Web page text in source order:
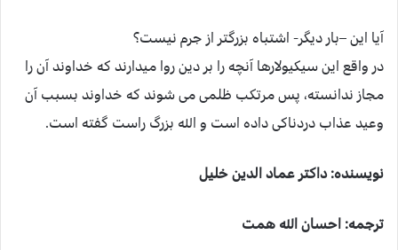
آیا این –بار دیگر- اشتباه بزرگتر از جرم نیست؟
در واقع این سیکیولارها آنچه را بر دین روا میدارند که خداوند آن را
مجاز ندانسته، پس مرتکب ظلمی می شوند که خداوند بسبب آن
وعید عذاب دردناکی داده است و الله بزرگ راست گفته است.
نویسنده: داکتر عماد الدین خلیل
ترجمه: احسان الله همت